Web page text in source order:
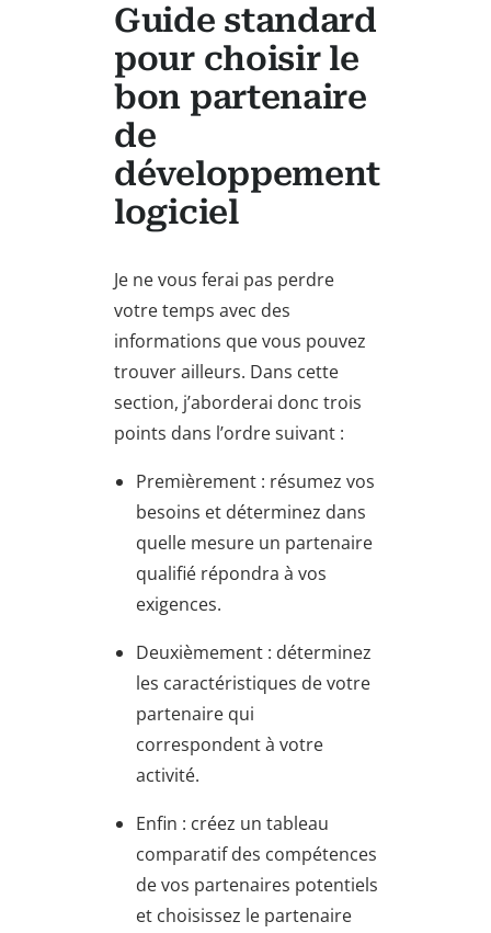
Guide standard
pour choisir le
bon partenaire
de
développement
logiciel
Je ne vous ferai pas perdre
votre temps avec des
informations que vous pouvez
trouver ailleurs. Dans cette
section, j’aborderai donc trois
points dans l’ordre suivant :
Premièrement : résumez vos
besoins et déterminez dans
quelle mesure un partenaire
qualifié répondra à vos
exigences.
Deuxièmement : déterminez
les caractéristiques de votre
partenaire qui
correspondent à votre
activité.
Enfin : créez un tableau
comparatif des compétences
de vos partenaires potentiels
et choisissez le partenaire